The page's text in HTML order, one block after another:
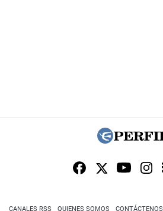
CANALES RSS QUIENES SOMOS CONTÁCTENOS